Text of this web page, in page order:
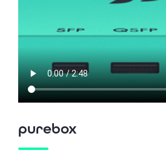
purebox